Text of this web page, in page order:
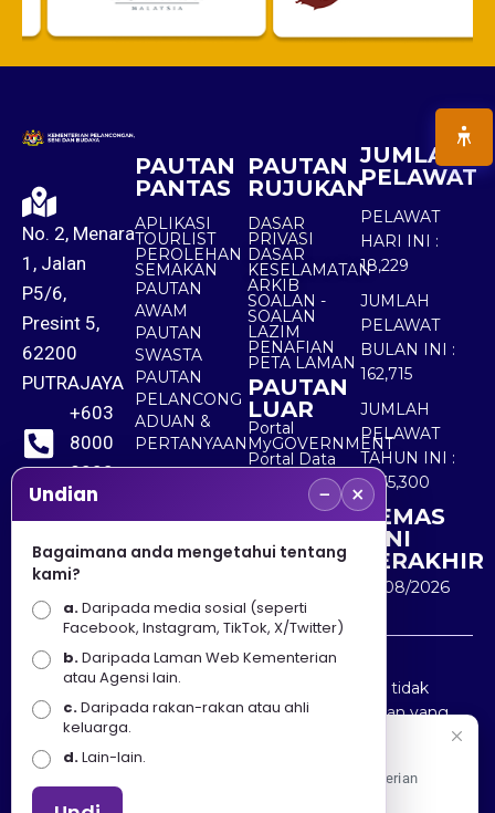
No. 2, Menara
1, Jalan
P5/6,
Presint 5,
62200
PUTRAJAYA
+603
8000
8000
+603
8891
7100
PAUTAN
PANTAS
APLIKASI
TOURLIST
PEROLEHAN
SEMAKAN
PAUTAN
AWAM
PAUTAN
SWASTA
PAUTAN
PELANCONG
ADUAN &
PERTANYAAN
PAUTAN
RUJUKAN
DASAR
PRIVASI
DASAR
KESELAMATAN
ARKIB
SOALAN -
SOALAN
LAZIM
PENAFIAN
PETA LAMAN
PAUTAN
LUAR
Portal
MyGOVERNMENT
Portal Data
Terbuka
Sektor Awam
JUMLAH
PELAWAT
PELAWAT
HARI INI :
18,229
JUMLAH
PELAWAT
BULAN INI :
162,715
JUMLAH
PELAWAT
TAHUN INI :
5,565,300
KEMAS
KINI
TERAKHIR
10/08/2026
Penafian : Kerajaan Malaysia dan Kementerian
Pelancongan Seni dan Budaya (MOTAC) adalah tidak
bertanggungjawab atas kehilangan atau kerugian yang
disebabkan oleh penggunaan mana-mana maklumat
yang diperolehi dari portal ini.
Undian − ×
Bagaimana anda mengetahui tentang
kami?
a.Daripada media sosial (seperti
Facebook, Instagram, TikTok, X/Twitter)
b.Daripada Laman Web Kementerian
atau Agensi lain.
c.Daripada rakan-rakan atau ahli
keluarga.
d.Lain-lain.
Apa Khabar! Selamat datang ke Portal Rasmi Kementerian
Pelancongan, Seni dan Budaya